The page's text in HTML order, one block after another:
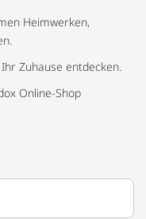
Heimwerken,
Zuhause entdecken.
Online-Shop